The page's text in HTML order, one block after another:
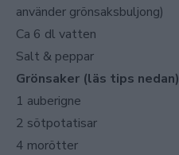
använder grönsaksbuljong)
Ca 6 dl vatten
Salt & peppar
Grönsaker (läs tips nedan)
1 auberigne
2 sötpotatisar
4 morötter